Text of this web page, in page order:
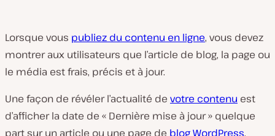
Lorsque vous publiez du contenu en ligne, vous devez
montrer aux utilisateurs que l’article de blog, la page ou
le média est frais, précis et à jour.
Une façon de révéler l’actualité de votre contenu est
d’afficher la date de « Dernière mise à jour » quelque
part sur un article ou une page de blog WordPress,